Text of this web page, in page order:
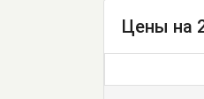
Цены на